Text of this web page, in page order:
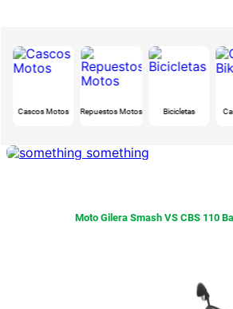
Cascos Motos Repuestos Motos Bicicletas
Moto Gilera Smash VS CBS 110